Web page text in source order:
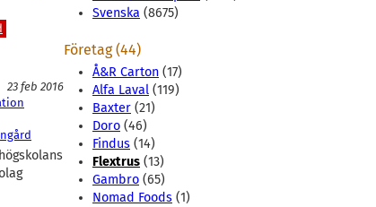
23 feb 2016
Svenska (8675)
Företag (44)
Å&R Carton (17)
Alfa Laval (119)
Baxter (21)
Doro (46)
Findus (14)
Flextrus (13)
Gambro (65)
Nomad Foods (1)